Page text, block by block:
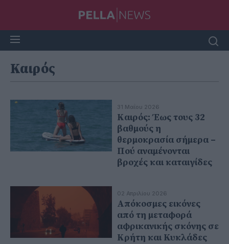
Καιρός
31 Μαΐου 2026
Καιρός: Έως τους 32
βαθμούς η
θερμοκρασία σήμερα –
Πού αναμένονται
βροχές και καταιγίδες
02 Απριλίου 2026
Απόκοσμες εικόνες
από τη μεταφορά
αφρικανικής σκόνης σε
Κρήτη και Κυκλάδες